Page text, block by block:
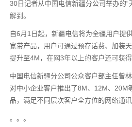
30日记者从中国电信新疆分公司举办的“
解到。
自6月1日起，新疆电信将为全疆用户提
宽带产品，用户可通过预存话费、加装
提升至4M，在网3年以上的客户还可获得
中国电信新疆分公司公众客户部主任曾
对中小企业客户推出了8M、12M、20M
品，满足不同层次客户全方位的网络通
。。。